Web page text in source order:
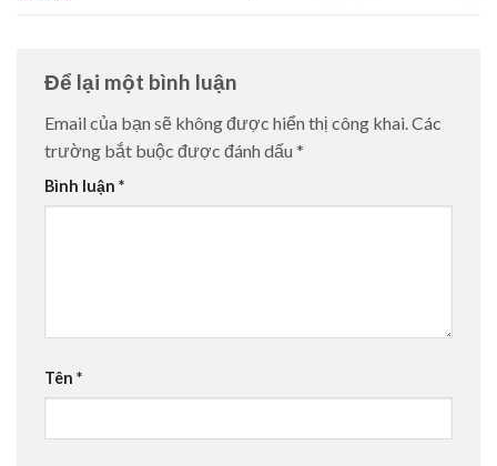
Để lại một bình luận
Email của bạn sẽ không được hiển thị công khai.Các
trường bắt buộc được đánh dấu *
Bình luận *
Tên *